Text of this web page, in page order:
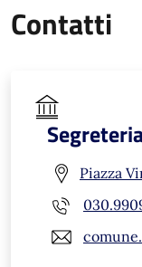
Contatti
Piazza